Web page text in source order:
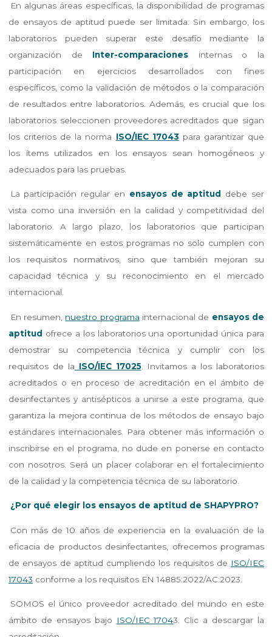
En algunas áreas específicas, la disponibilidad de programas
de ensayos de aptitud puede ser limitada. Sin embargo, los
laboratorios pueden superar este desafío mediante la
organización de Inter-comparacionesinternas o la
participación en ejercicios desarrollados con fines
específicos, como la validación de métodos o la comparación
de resultados entre laboratorios. Además, es crucial que los
laboratorios seleccionen proveedores acreditados que sigan
los criterios de la norma ISO/IEC 17043 para garantizar que
los ítems utilizados en los ensayos sean homogéneos y
adecuados para las pruebas.
La participación regular en ensayos de aptitud debe ser
vista como una inversión en la calidad y competitividad del
laboratorio. A largo plazo, los laboratorios que participan
sistemáticamente en estos programas no solo cumplen con
los requisitos normativos, sino que también mejoran su
capacidad técnica y su reconocimiento en el mercado
internacional.
En resumen, nuestro programa internacional de ensayos de
aptitud ofrece a los laboratorios una oportunidad única para
demostrar su competencia técnica y cumplir con los
requisitos de la ISO/IEC 17025. Invitamos a los laboratorios
acreditados o en proceso de acreditación en el ámbito de
desinfectantes y antisépticos a unirse a este programa, que
garantiza la mejora continua de los métodos de ensayo bajo
estándares internacionales. Para obtener más información o
inscribirse en el programa, no dude en ponerse en contacto
con nosotros. Será un placer colaborar en el fortalecimiento
de la calidad y la competencia técnica de su laboratorio.
¿Por qué elegir los ensayos de aptitud de SHAPYPRO?
Con más de 10 años de experiencia en la evaluación de la
eficacia de productos desinfectantes, ofrecemos programas
de ensayos de aptitud cumpliendo los requisitos de ISO/IEC
17043 conforme a los requisitos EN 14885:2022/AC:2023.
SOMOS el único proveedor acreditado del mundo en este
ámbito de ensayos bajo
ISO/IEC 17043. Clic a descargar la